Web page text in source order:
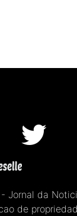
Jornal da
de